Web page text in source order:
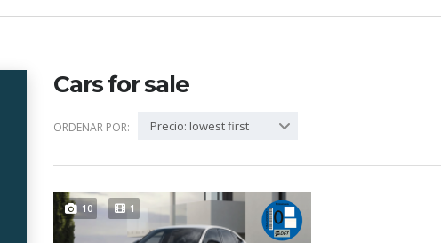
Cars for sale
ORDENAR POR: Precio: lowest first
10 1